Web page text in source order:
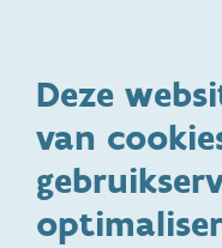
Deze
van
Ontwikkeling en gedrag
Specifieke
ondersteuningsbehoefte
Zwangerschap en geboorte